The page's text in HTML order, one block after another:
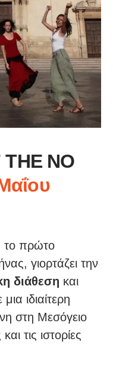
THE NO
το πρώτο
γιορτάζει την
διάθεση και
ιδιαίτερη
στη Μεσόγειο
τις ιστορίες